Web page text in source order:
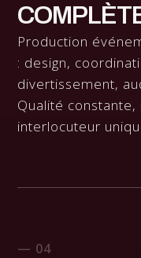
Production
: design,
divertissement,
Qualité
interlocuteur
— 04